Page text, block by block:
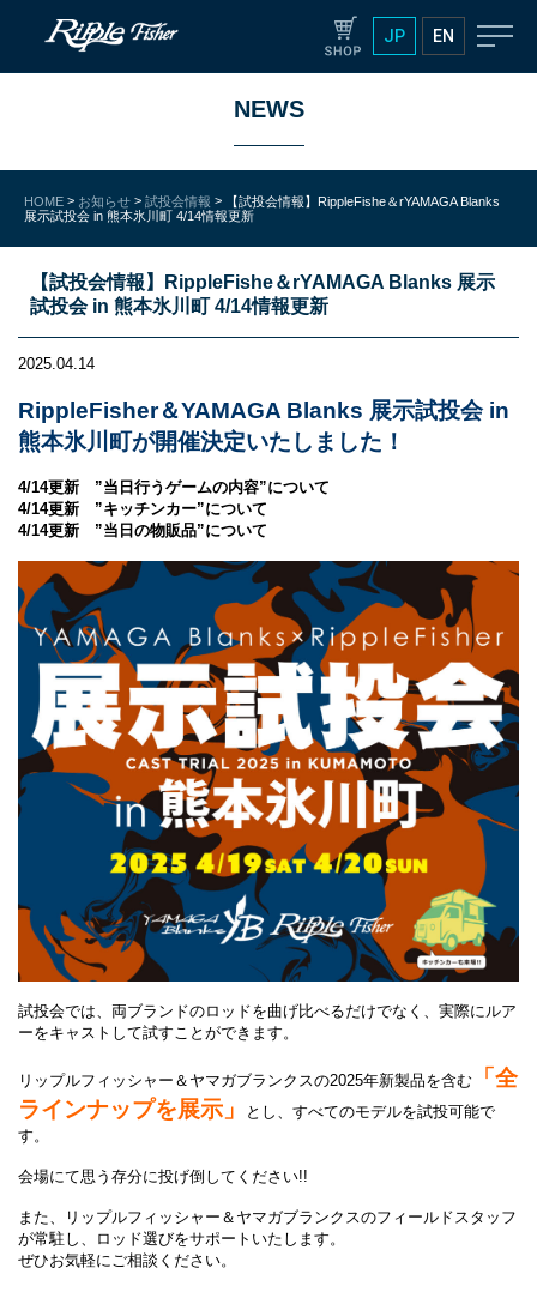
JP EN
NEWS
HOME > お知らせ > 試投会情報 >
【試投会情報】RippleFishe＆rYAMAGA Blanks
展示試投会 in 熊本氷川町 4/14情報更新
【試投会情報】RippleFishe＆rYAMAGA Blanks 展示
試投会 in 熊本氷川町 4/14情報更新
2025.04.14
RippleFisher＆YAMAGA Blanks 展示試投会 in
熊本氷川町が開催決定いたしました！
4/14更新 ”当日行うゲームの内容”について
4/14更新 ”キッチンカー”について
4/14更新 ”当日の物販品”について
試投会では、両ブランドのロッドを曲げ比べるだけでなく、実際にルア
ーをキャストして試すことができます。
リップルフィッシャー＆ヤマガブランクスの2025年新製品を含む
「全
ラインナップを展示」
とし、すべてのモデルを試投可能で
す。
会場にて思う存分に投げ倒してください!!
また、リップルフィッシャー＆ヤマガブランクスのフィールドスタッフ
が常駐し、ロッド選びをサポートいたします。
ぜひお気軽にご相談ください。